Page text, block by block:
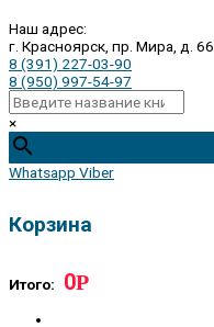
Наш адрес:
г. Красноярск, пр. Мира, д. 66
8 (391) 227-03-90
8 (950) 997-54-97
×
Whatsapp Viber
Корзина
Итого: 0Р